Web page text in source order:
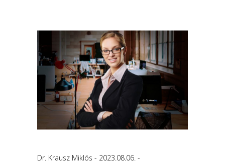
Dr. Krausz Miklós 2023.08.06.